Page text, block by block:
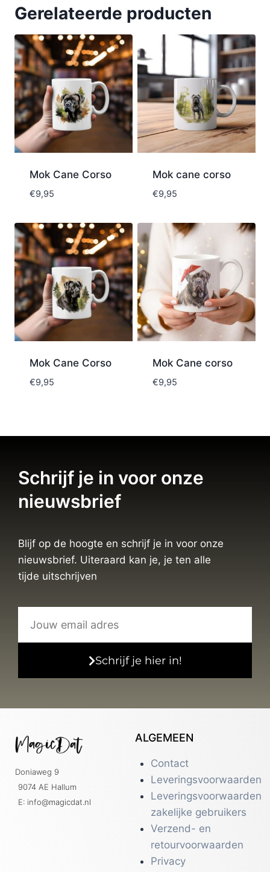
Gerelateerde producten
Mok Cane Corso
€9,95
Mok cane corso
€9,95
Mok Cane Corso
€9,95
Mok Cane corso
€9,95
Schrijf je in voor onze
nieuwsbrief
Blijf op de hoogte en schrijf je in voor onze
nieuwsbrief. Uiteraard kan je, je ten alle
tijde uitschrijven
Schrijf je hier in!
Doniaweg 9
9074 AE Hallum
E: info@magicdat.nl
ALGEMEEN
Contact
Leveringsvoorwaarden
Leveringsvoorwaarden
zakelijke gebruikers
Verzend- en
retourvoorwaarden
Privacy